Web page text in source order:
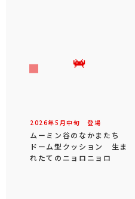
2026年5 月中旬 登場
ムーミン谷のなかまたち
ドーム型クッション 生ま
れたてのニョロニョロ